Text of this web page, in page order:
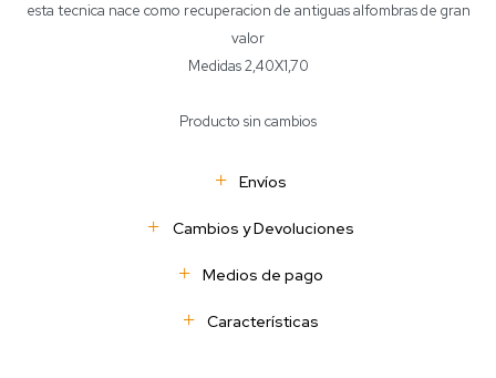
esta tecnica nace como recuperacion de antiguas alfombras de gran
valor
Medidas 2,40X1,70
Producto sin cambios
Envíos
Cambios y Devoluciones
Medios de pago
Características